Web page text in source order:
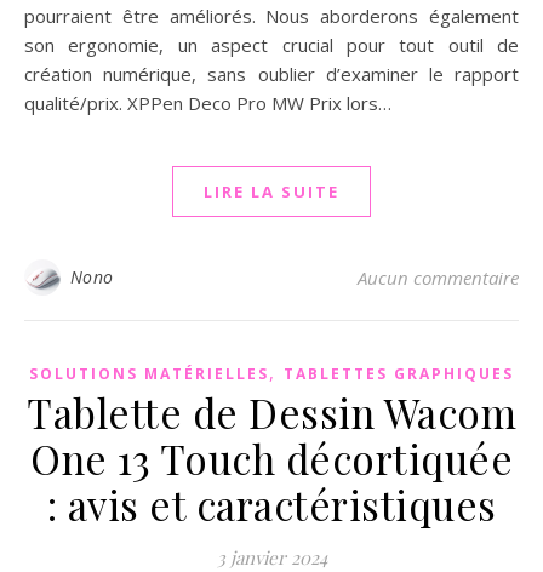
pourraient être améliorés. Nous aborderons également
son ergonomie, un aspect crucial pour tout outil de
création numérique, sans oublier d’examiner le rapport
qualité/prix. XPPen Deco Pro MW Prix lors…
LIRE LA SUITE
Nono Aucun commentaire
SOLUTIONS MATÉRIELLES, TABLETTES GRAPHIQUES
Tablette de Dessin Wacom
One 13 Touch décortiquée
: avis et caractéristiques
3 janvier 2024